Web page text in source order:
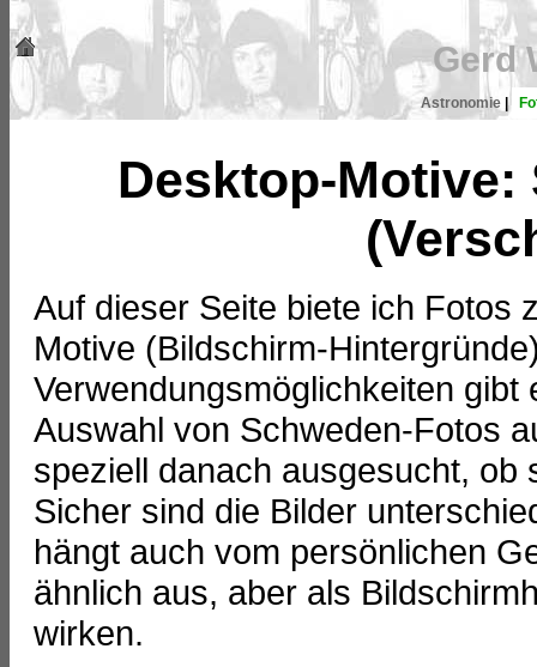
Gerd
Astronomie|
Desktop-Motive:
Auf dieser Seite biete ich Fotos
Motive (Bildschirm-
Verwendungsmöglichkeiten
Auswahl von Schweden-Fotos
speziell danach ausgesucht, ob
Sicher sind die Bilder
hängt auch vom persönlichen
ähnlich aus, aber als
wirken.